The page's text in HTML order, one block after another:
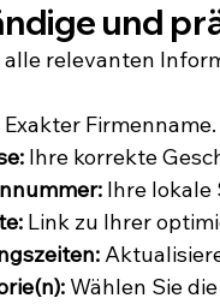
und
alle relevanten
Exakter Firmenname.
Ihre korrekte
Ihre lokale
Link zu Ihrer
Wählen Sie